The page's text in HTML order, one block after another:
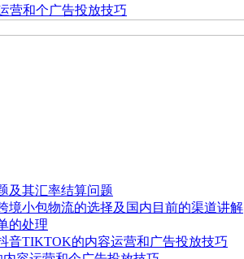
营和个广告投放技巧
及其汇率结算问题
境小包物流的选择及国内目前的渠道讲解
的处理
音TIKTOK的内容运营和广告投放技巧